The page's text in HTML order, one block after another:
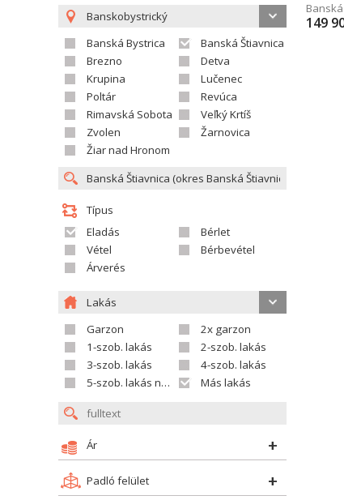
Banskobystrický
Banská Bystrica
Banská Štiavnica
Brezno
Detva
Krupina
Lučenec
Poltár
Revúca
Rimavská Sobota
Veľký Krtíš
Zvolen
Žarnovica
Žiar nad Hronom
Típus
Eladás
Bérlet
Vétel
Bérbevétel
Árverés
Lakás
Garzon
2x garzon
1-szob. lakás
2-szob. lakás
3-szob. lakás
4-szob. lakás
5-szob. lakás nagyobb
Más lakás
Ár
Padló felület
149